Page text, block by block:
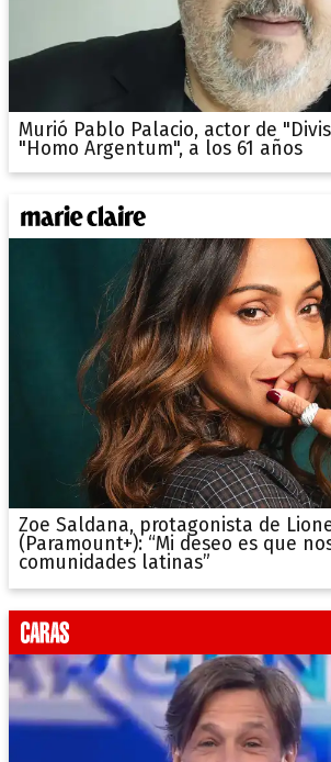
Murió Pablo Palacio, actor de
"Homo Argentum", a los 61 años
Zoe Saldana, protagonista de
(Paramount+): “Mi deseo es que
comunidades latinas”